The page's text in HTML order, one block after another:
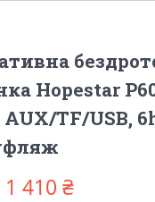
Hopestar
AUX/TF/USB,
1 410 ₴